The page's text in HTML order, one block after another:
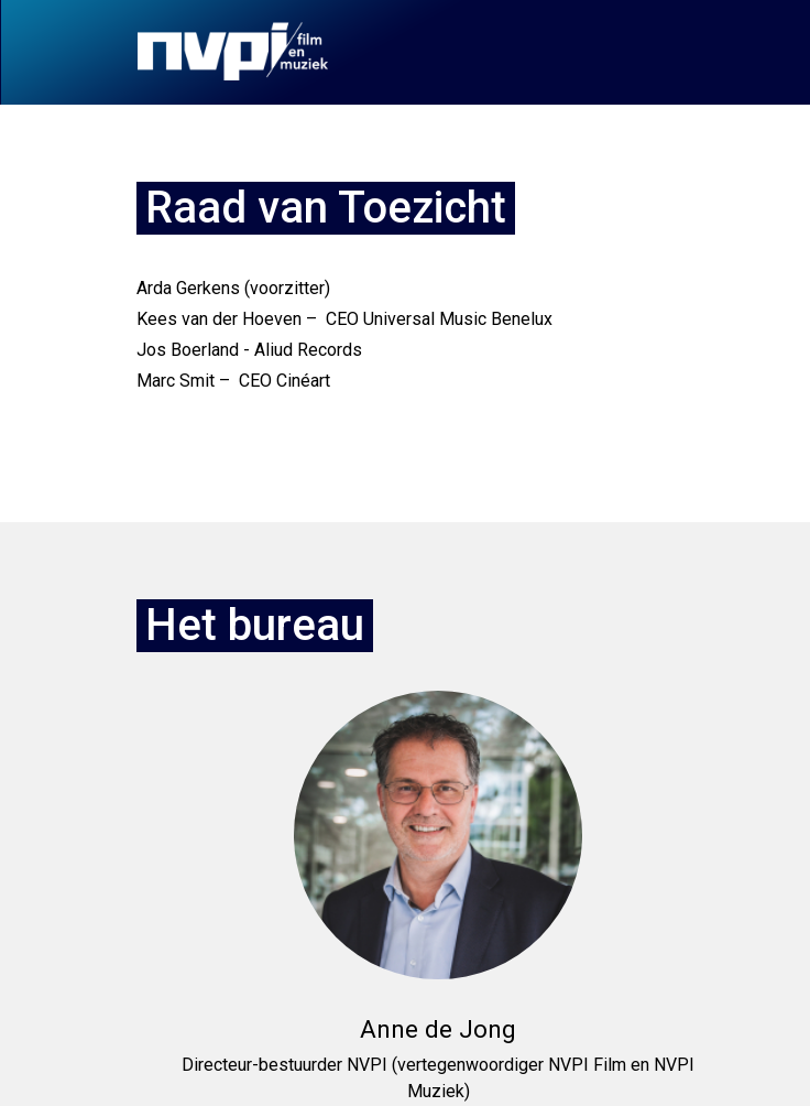
Raad van Toezicht
Arda Gerkens (voorzitter)
Kees van der Hoeven – CEO Universal Music Benelux
Jos Boerland - Aliud Records
Marc Smit – CEO Cinéart
Het bureau
Anne de Jong
Directeur-bestuurder NVPI (vertegenwoordiger NVPI Film en NVPI
Muziek)